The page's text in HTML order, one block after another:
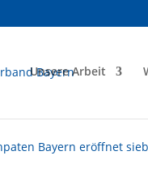
Unsere Arbeit